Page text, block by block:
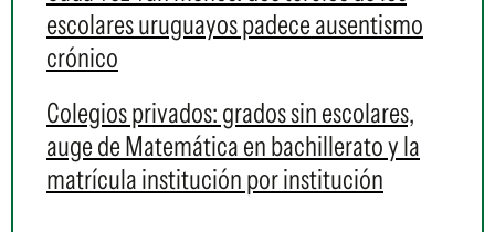
escolares uruguayos padece ausentismo
crónico
Colegios privados: grados sin escolares,
auge de Matemática en bachillerato y la
matrícula institución por institución